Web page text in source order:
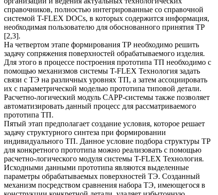
справочников, полностью интегрированные со справочной
системой T-FLEX DOCs, в которых содержится информация,
необходимая пользователю для обоснованного принятия ТР
[2,3].
На четвертом этапе формирования ТР необходимо решить
задачу сопряжения поверхностей обрабатываемого изделия.
Для этого в процессе построения прототипа ТП необходимо с
помощью механизмов системы T-FLEX Технология задать
связи с ТЭ на различных уровнях ТП, а затем ассоциировать
их с параметрической моделью прототипа типовой детали.
Расчетно-логический модуль CAPP-системы также позволяет
автоматизировать данный процесс для рассматриваемого
прототипа ТП.
Пятый этап предполагает создание условия, которое решает
задачу структурного синтеза при формировании
индивидуального ТП. Данное условие подбора структуры ТР
для конкретного прототипа можно реализовать с помощью
расчетно-логического модуля системы T-FLEX Технология.
Исходными данными прототипа являются выделенные
параметры обрабатываемых поверхностей ТЭ. Созданный
механизм посредством сравнения набора ТЭ, имеющегося в